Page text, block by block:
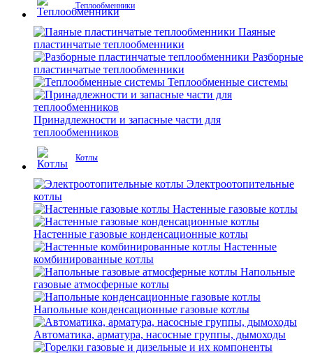
Теплообменники
Паяные
пластинчатые теплообменники
Разборные
пластинчатые теплообменники
Теплообменные системы
Принадлежности и запасные части для
теплообменников
Котлы
Электроотопительные
котлы
Настенные газовые котлы
Настенные газовые конденсационные котлы
Настенные
комбинированные котлы
Напольные
газовые атмосферные котлы
Напольные конденсационные газовые котлы
Автоматика, арматура, насосные группы, дымоходы